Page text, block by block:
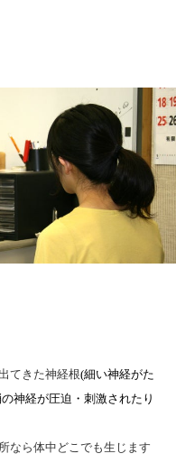
てきた神経根(細い神経がた
神経が圧迫・刺激されたり
なら体中どこでも生じます